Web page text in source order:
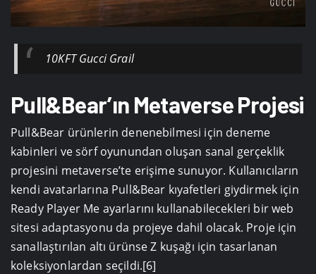
10KFT Gucci Grail
Pull&Bear’ın Metaverse Projesi
Pull&Bear ürünlerin denenebilmesi için deneme
kabinleri ve sörf oyunundan oluşan sanal gerçeklik
projesini metaverse’te erişime sunuyor. Kullanıcıların
kendi avatarlarına Pull&Bear kıyafetleri giydirmek için
Ready Player Me ayarlarını kullanabilecekleri bir web
sitesi adaptasyonu da projeye dahil olacak. Proje için
sanallaştırılan altı ürünse Z kuşağı için tasarlanan
koleksiyonlardan seçildi.[6]